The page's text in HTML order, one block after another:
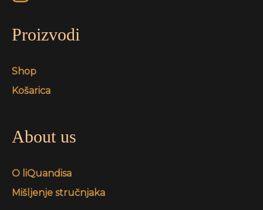
Proizvodi
Shop
Košarica
About us
O liQuandisa
Mišljenje stručnjaka